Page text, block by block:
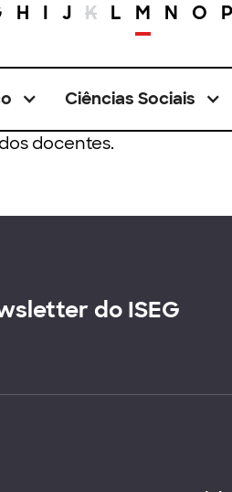
H I J K L M N O P
Ciências Sociais
docentes.
do ISEG